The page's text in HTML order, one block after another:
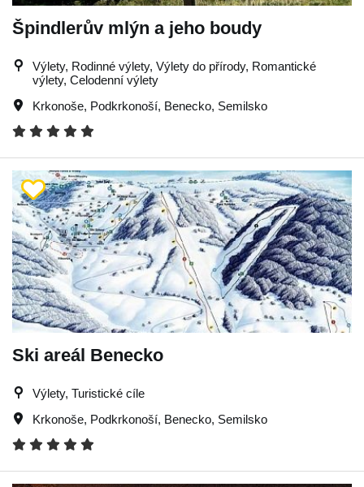
Špindlerův mlýn a jeho boudy
Výlety, Rodinné výlety, Výlety do přírody, Romantické
výlety, Celodenní výlety
Krkonoše, Podkrkonoší, Benecko, Semilsko
Ski areál Benecko
Výlety, Turistické cíle
Krkonoše, Podkrkonoší, Benecko, Semilsko